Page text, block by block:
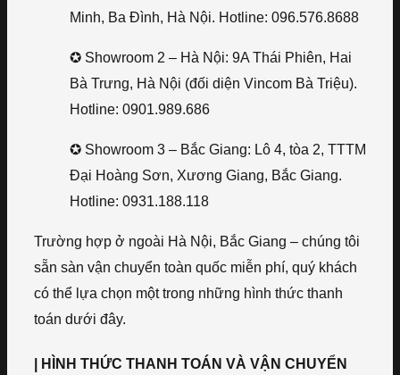
Minh, Ba Đình, Hà Nội. Hotline: 096.576.8688
✪ Showroom 2 – Hà Nội: 9A Thái Phiên, Hai
Bà Trưng, Hà Nội (đối diện Vincom Bà Triệu).
Hotline: 0901.989.686
✪ Showroom 3 – Bắc Giang: Lô 4, tòa 2, TTTM
Đại Hoàng Sơn, Xương Giang, Bắc Giang.
Hotline: 0931.188.118
Trường hợp ở ngoài Hà Nội, Bắc Giang – chúng tôi
sẵn sàn vận chuyển toàn quốc miễn phí, quý khách
có thể lựa chọn một trong những hình thức thanh
toán dưới đây.
| HÌNH THỨC THANH TOÁN VÀ VẬN CHUYỂN